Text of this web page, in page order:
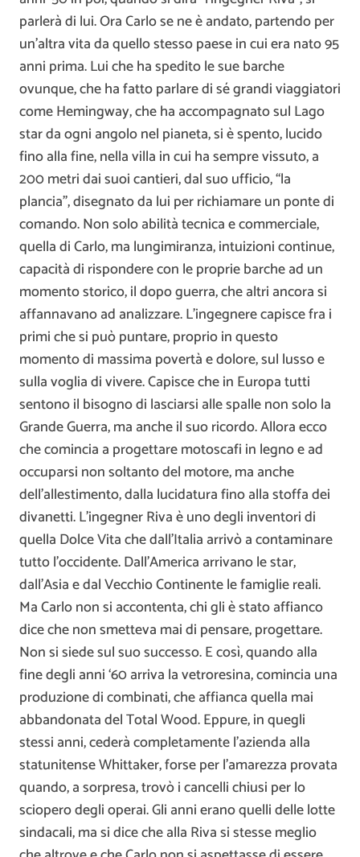
parlerà di lui. Ora Carlo se ne è andato, partendo per
un’altra vita da quello stesso paese in cui era nato 95
anni prima. Lui che ha spedito le sue barche
ovunque, che ha fatto parlare di sé grandi viaggiatori
come Hemingway, che ha accompagnato sul Lago
star da ogni angolo nel pianeta, si è spento, lucido
fino alla fine, nella villa in cui ha sempre vissuto, a
200 metri dai suoi cantieri, dal suo ufficio, “la
plancia”, disegnato da lui per richiamare un ponte di
comando. Non solo abilità tecnica e commerciale,
quella di Carlo, ma lungimiranza, intuizioni continue,
capacità di rispondere con le proprie barche ad un
momento storico, il dopo guerra, che altri ancora si
affannavano ad analizzare. L’ingegnere capisce fra i
primi che si può puntare, proprio in questo
momento di massima povertà e dolore, sul lusso e
sulla voglia di vivere. Capisce che in Europa tutti
sentono il bisogno di lasciarsi alle spalle non solo la
Grande Guerra, ma anche il suo ricordo. Allora ecco
che comincia a progettare motoscafi in legno e ad
occuparsi non soltanto del motore, ma anche
dell’allestimento, dalla lucidatura fino alla stoffa dei
divanetti. L’ingegner Riva è uno degli inventori di
quella Dolce Vita che dall’Italia arrivò a contaminare
tutto l’occidente. Dall’America arrivano le star,
dall’Asia e dal Vecchio Continente le famiglie reali.
Ma Carlo non si accontenta, chi gli è stato affianco
dice che non smetteva mai di pensare, progettare.
Non si siede sul suo successo. E così, quando alla
fine degli anni ‘60 arriva la vetroresina, comincia una
produzione di combinati, che affianca quella mai
abbandonata del Total Wood. Eppure, in quegli
stessi anni, cederà completamente l’azienda alla
statunitense Whittaker, forse per l’amarezza provata
quando, a sorpresa, trovò i cancelli chiusi per lo
sciopero degli operai. Gli anni erano quelli delle lotte
sindacali, ma si dice che alla Riva si stesse meglio